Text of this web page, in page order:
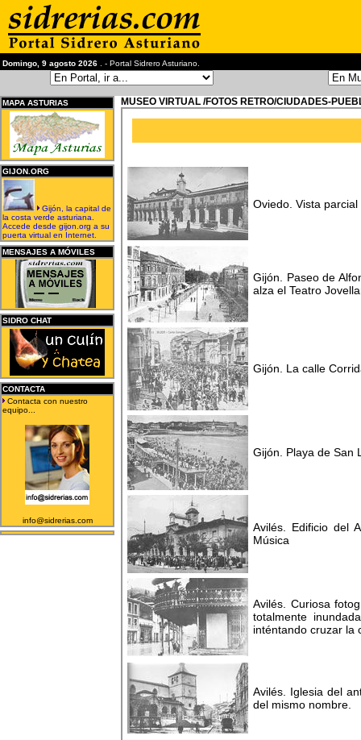
Domingo, 9 agosto 2026 . - Portal Sidrero Asturiano.
MAPA ASTURIAS
GIJON.ORG
Gijón, la capital de
la costa verde asturiana.
Accede desde gijon.org a su
puerta virtual en Internet.
MENSAJES A MÓVILES
SIDRO CHAT
CONTACTA
Contacta con nuestro
equipo...
info@sidrerias.com
MUSEO VIRTUAL /FOTOS RETRO/CIUDADES-
Oviedo. Vista
Gijón. Paseo de
alza el Teatro
Gijón. La calle
Gijón. Playa de San
Avilés. Edificio del
Música
Avilés. Curiosa
totalmente
inténtando cruzar la
Avilés. Iglesia del
del mismo nombre.